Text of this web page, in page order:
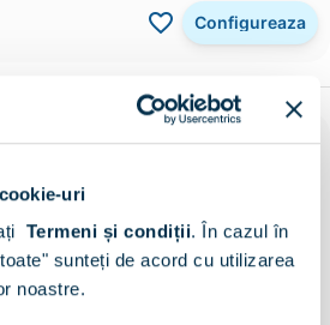
uri
Termeni și condiții. În cazul în
sunteți de acord cu utilizarea
noastre.
Configureaza
160x200, H127, somiera, Stofa
Maro Kaki V24
2.699 lei